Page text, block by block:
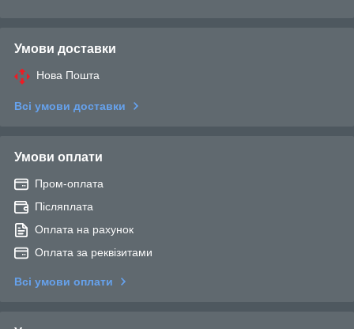
Умови доставки
Нова Пошта
Всі умови доставки
Умови оплати
Пром-оплата
Післяплата
Оплата на рахунок
Оплата за реквізитами
Всі умови оплати